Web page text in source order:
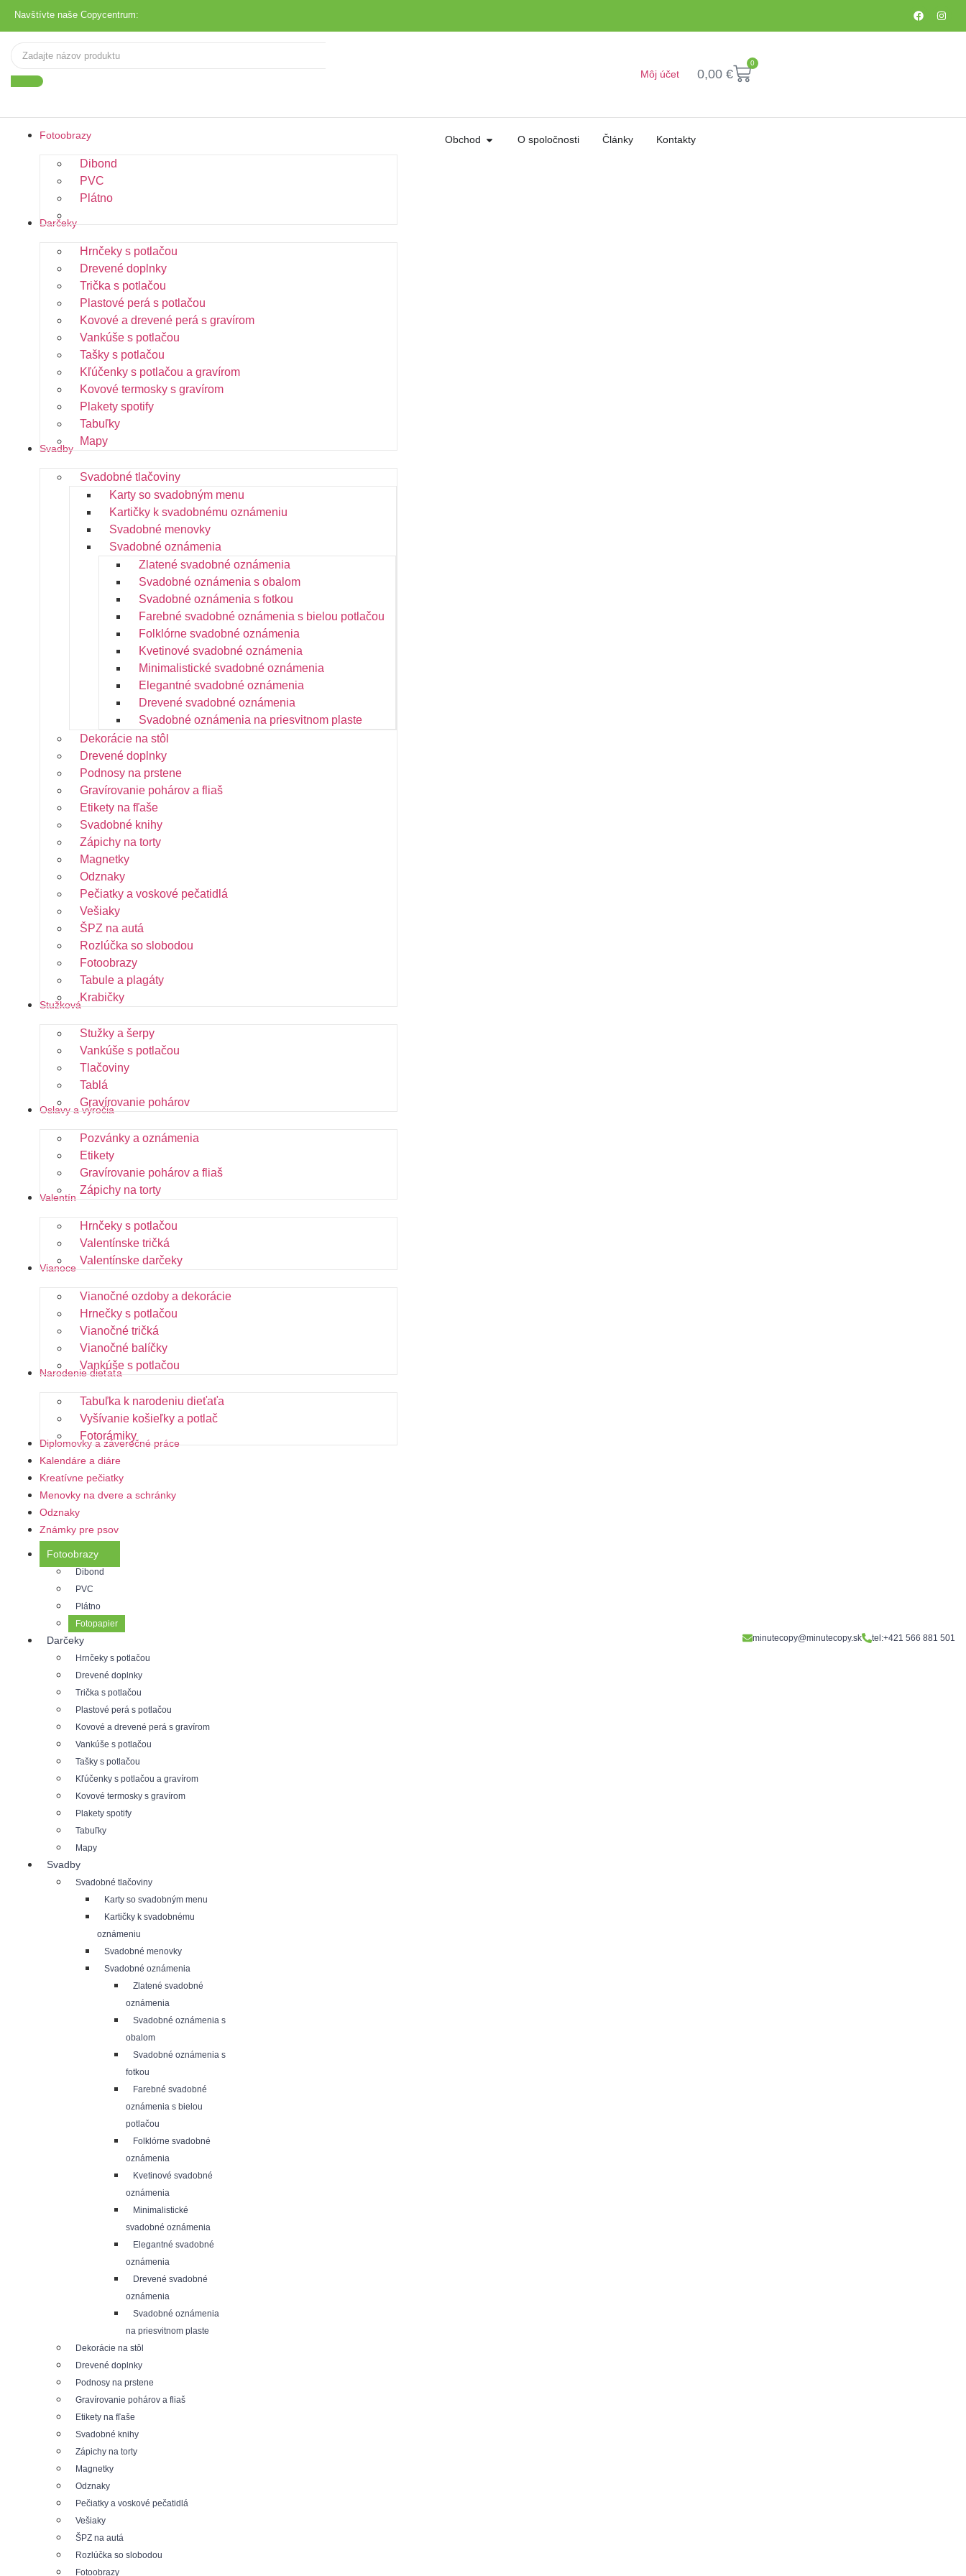
Navštívte naše Copycentrum:
Môj účet 0,00 €
0
Fotoobrazy
Dibond
PVC
Plátno
Darčeky
Hrnčeky s potlačou
Drevené doplnky
Trička s potlačou
Plastové perá s potlačou
Kovové a drevené perá s gravírom
Vankúše s potlačou
Tašky s potlačou
Kľúčenky s potlačou a gravírom
Kovové termosky s gravírom
Plakety spotify
Tabuľky
Mapy
Svadby
Svadobné tlačoviny
Karty so svadobným menu
Kartičky k svadobnému oznámeniu
Svadobné menovky
Svadobné oznámenia
Zlatené svadobné oznámenia
Svadobné oznámenia s obalom
Svadobné oznámenia s fotkou
Farebné svadobné oznámenia s bielou potlačou
Folklórne svadobné oznámenia
Kvetinové svadobné oznámenia
Minimalistické svadobné oznámenia
Elegantné svadobné oznámenia
Drevené svadobné oznámenia
Svadobné oznámenia na priesvitnom plaste
Dekorácie na stôl
Drevené doplnky
Podnosy na prstene
Gravírovanie pohárov a fliaš
Etikety na fľaše
Svadobné knihy
Zápichy na torty
Magnetky
Odznaky
Pečiatky a voskové pečatidlá
Vešiaky
ŠPZ na autá
Rozlúčka so slobodou
Fotoobrazy
Tabule a plagáty
Krabičky
Stužková
Stužky a šerpy
Vankúše s potlačou
Tlačoviny
Tablá
Gravírovanie pohárov
Oslavy a výročia
Pozvánky a oznámenia
Etikety
Gravírovanie pohárov a fliaš
Zápichy na torty
Valentín
Hrnčeky s potlačou
Valentínske tričká
Valentínske darčeky
Vianoce
Vianočné ozdoby a dekorácie
Hrnečky s potlačou
Vianočné tričká
Vianočné balíčky
Vankúše s potlačou
Narodenie dieťaťa
Tabuľka k narodeniu dieťaťa
Vyšívanie košieľky a potlač
Fotorámiky
Diplomovky a záverečné práce
Kalendáre a diáre
Kreatívne pečiatky
Menovky na dvere a schránky
Odznaky
Známky pre psov
Fotoobrazy
Dibond
PVC
Plátno
Fotopapier
Darčeky
Hrnčeky s potlačou
Drevené doplnky
Trička s potlačou
Plastové perá s potlačou
Kovové a drevené perá s gravírom
Vankúše s potlačou
Tašky s potlačou
Kľúčenky s potlačou a gravírom
Kovové termosky s gravírom
Plakety spotify
Tabuľky
Mapy
Svadby
Svadobné tlačoviny
Karty so svadobným menu
Kartičky k svadobnému
oznámeniu
Svadobné menovky
Svadobné oznámenia
Zlatené svadobné
oznámenia
Svadobné oznámenia s
obalom
Svadobné oznámenia s
fotkou
Farebné svadobné
oznámenia s bielou
potlačou
Folklórne svadobné
oznámenia
Kvetinové svadobné
oznámenia
Minimalistické
svadobné oznámenia
Elegantné svadobné
oznámenia
Drevené svadobné
oznámenia
Svadobné oznámenia
na priesvitnom plaste
Dekorácie na stôl
Drevené doplnky
Podnosy na prstene
Gravírovanie pohárov a fliaš
Etikety na fľaše
Svadobné knihy
Zápichy na torty
Magnetky
Odznaky
Pečiatky a voskové pečatidlá
Vešiaky
ŠPZ na autá
Rozlúčka so slobodou
Fotoobrazy
Obchod O spoločnosti Články Kontakty
minutecopy@minutecopy.sk tel:+421 566 881 501